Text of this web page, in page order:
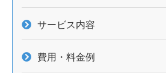
サービス内容
費用・料金例